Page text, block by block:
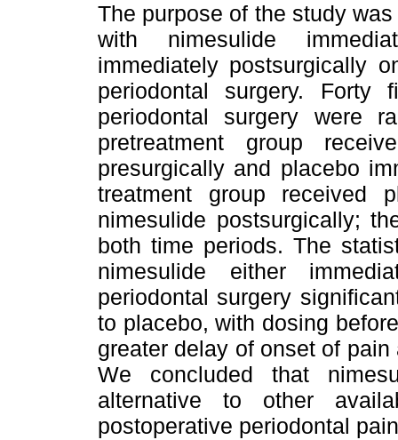
The purpose of the study
with nimesulide
immediately postsurgically
periodontal surgery.
periodontal surgery were
pretreatment group
presurgically and placebo
treatment group received
nimesulide postsurgically;
both time periods. The
nimesulide either
periodontal surgery
to placebo, with dosing
greater delay of onset of
We concluded that
alternative to other
postoperative periodontal